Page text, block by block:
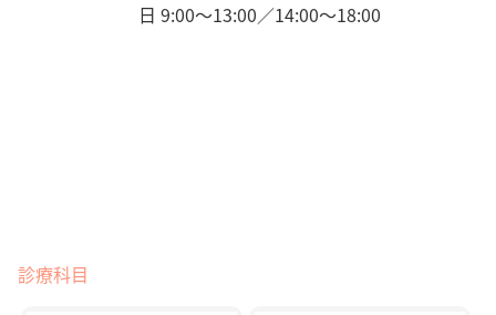
日 9:00〜13:00／14:00〜18:00
診療科目